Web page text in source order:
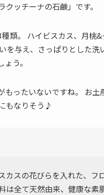
ッチーナの石鹸」です。
類。 ハイビスカス、月桃
を与え、さっぱりとした
う。
もったいないですね。 お
もなりそう♪
カスの花びらを入れた、フ
は全て天然由来、健康な